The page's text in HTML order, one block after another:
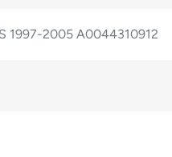
1997-2005 A0044310912